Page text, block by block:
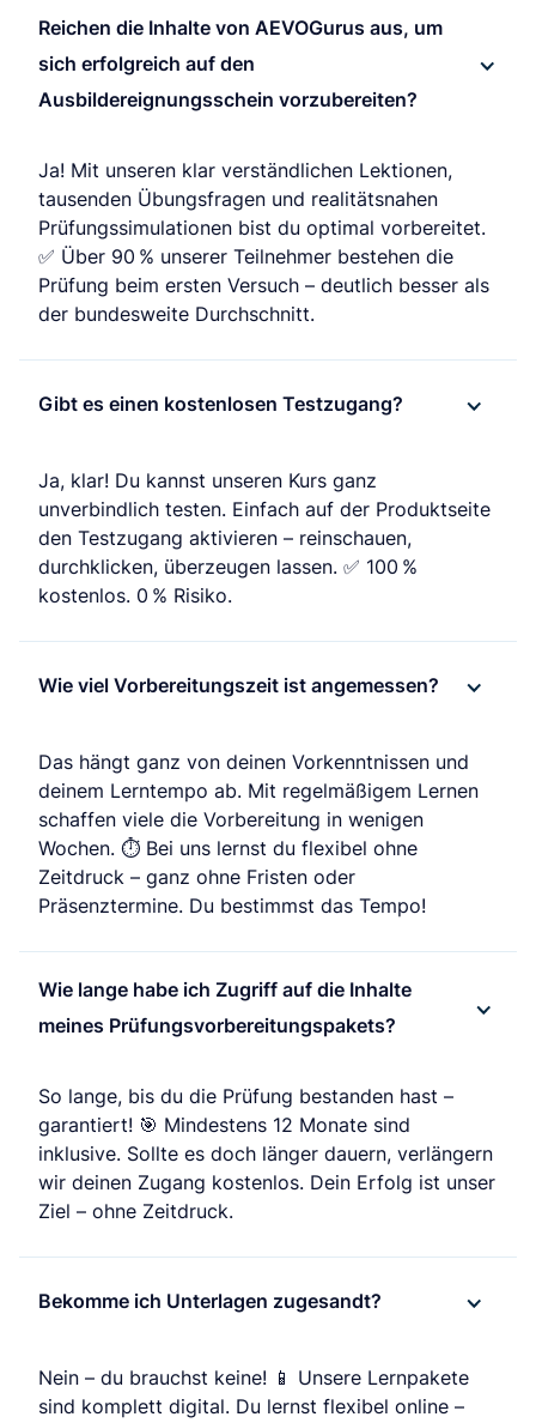
Reichen die Inhalte von AEVOGurus aus, um
sich erfolgreich auf den
Ausbildereignungsschein vorzubereiten?
Ja! Mit unseren klar verständlichen Lektionen,
tausenden Übungsfragen und realitätsnahen
Prüfungssimulationen bist du optimal vorbereitet.
✅ Über 90 % unserer Teilnehmer bestehen die
Prüfung beim ersten Versuch – deutlich besser als
der bundesweite Durchschnitt.
Gibt es einen kostenlosen Testzugang?
Ja, klar! Du kannst unseren Kurs ganz
unverbindlich testen. Einfach auf der Produktseite
den Testzugang aktivieren – reinschauen,
durchklicken, überzeugen lassen. ✅ 100 %
kostenlos. 0 % Risiko.
Wie viel Vorbereitungszeit ist angemessen?
Das hängt ganz von deinen Vorkenntnissen und
deinem Lerntempo ab. Mit regelmäßigem Lernen
schaffen viele die Vorbereitung in wenigen
Wochen. ⏱️ Bei uns lernst du flexibel ohne
Zeitdruck – ganz ohne Fristen oder
Präsenztermine. Du bestimmst das Tempo!
Wie lange habe ich Zugriff auf die Inhalte
meines Prüfungsvorbereitungspakets?
So lange, bis du die Prüfung bestanden hast –
garantiert! 🎯 Mindestens 12 Monate sind
inklusive. Sollte es doch länger dauern, verlängern
wir deinen Zugang kostenlos. Dein Erfolg ist unser
Ziel – ohne Zeitdruck.
Bekomme ich Unterlagen zugesandt?
Nein – du brauchst keine! 📱 Unsere Lernpakete
sind komplett digital. Du lernst flexibel online –